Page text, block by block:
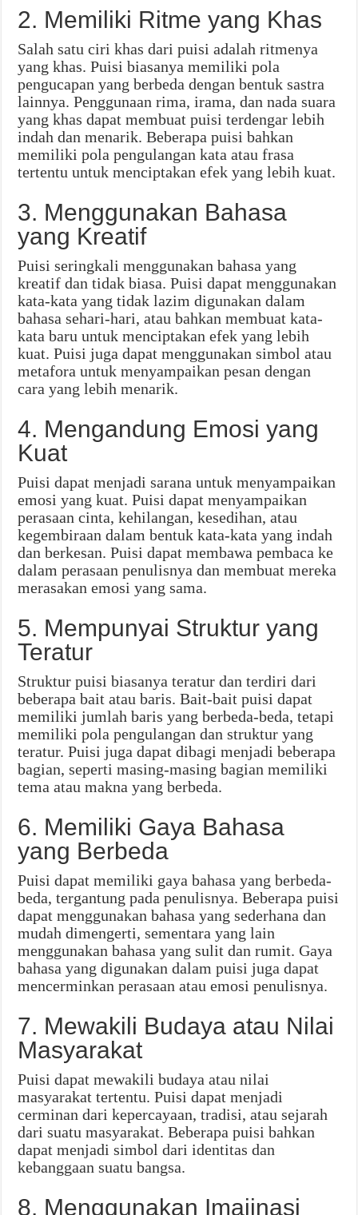
2. Memiliki Ritme yang Khas
Salah satu ciri khas dari puisi adalah ritmenya
yang khas. Puisi biasanya memiliki pola
pengucapan yang berbeda dengan bentuk sastra
lainnya. Penggunaan rima, irama, dan nada suara
yang khas dapat membuat puisi terdengar lebih
indah dan menarik. Beberapa puisi bahkan
memiliki pola pengulangan kata atau frasa
tertentu untuk menciptakan efek yang lebih kuat.
3. Menggunakan Bahasa
yang Kreatif
Puisi seringkali menggunakan bahasa yang
kreatif dan tidak biasa. Puisi dapat menggunakan
kata-kata yang tidak lazim digunakan dalam
bahasa sehari-hari, atau bahkan membuat kata-
kata baru untuk menciptakan efek yang lebih
kuat. Puisi juga dapat menggunakan simbol atau
metafora untuk menyampaikan pesan dengan
cara yang lebih menarik.
4. Mengandung Emosi yang
Kuat
Puisi dapat menjadi sarana untuk menyampaikan
emosi yang kuat. Puisi dapat menyampaikan
perasaan cinta, kehilangan, kesedihan, atau
kegembiraan dalam bentuk kata-kata yang indah
dan berkesan. Puisi dapat membawa pembaca ke
dalam perasaan penulisnya dan membuat mereka
merasakan emosi yang sama.
5. Mempunyai Struktur yang
Teratur
Struktur puisi biasanya teratur dan terdiri dari
beberapa bait atau baris. Bait-bait puisi dapat
memiliki jumlah baris yang berbeda-beda, tetapi
memiliki pola pengulangan dan struktur yang
teratur. Puisi juga dapat dibagi menjadi beberapa
bagian, seperti masing-masing bagian memiliki
tema atau makna yang berbeda.
6. Memiliki Gaya Bahasa
yang Berbeda
Puisi dapat memiliki gaya bahasa yang berbeda-
beda, tergantung pada penulisnya. Beberapa puisi
dapat menggunakan bahasa yang sederhana dan
mudah dimengerti, sementara yang lain
menggunakan bahasa yang sulit dan rumit. Gaya
bahasa yang digunakan dalam puisi juga dapat
mencerminkan perasaan atau emosi penulisnya.
7. Mewakili Budaya atau Nilai
Masyarakat
Puisi dapat mewakili budaya atau nilai
masyarakat tertentu. Puisi dapat menjadi
cerminan dari kepercayaan, tradisi, atau sejarah
dari suatu masyarakat. Beberapa puisi bahkan
dapat menjadi simbol dari identitas dan
kebanggaan suatu bangsa.
8. Menggunakan Imajinasi